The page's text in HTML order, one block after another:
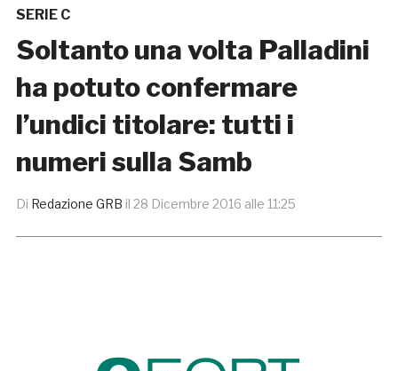
SERIE C
Soltanto una volta Palladini
ha potuto confermare
l’undici titolare: tutti i
numeri sulla Samb
Di Redazione GRB il 28 Dicembre 2016 alle 11:25